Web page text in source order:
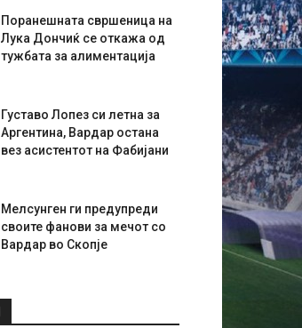
Поранешната свршеница на
Лука Дончиќ се откажа од
тужбата за алиментација
Густаво Лопез си летна за
Аргентина, Вардар остана
вез асистентот на Фабијани
Мелсунген ги предупреди
своите фанови за мечот со
Вардар во Скопје